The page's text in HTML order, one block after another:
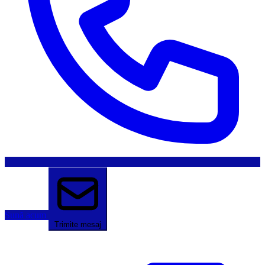
Sună acum
Trimite mesaj